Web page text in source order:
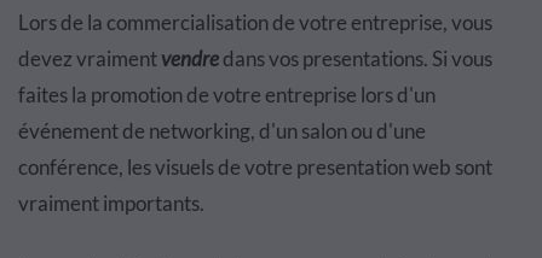
Lors de la commercialisation de votre entreprise, vous
devez vraimentvendredans vos presentations. Si vous
faites la promotion de votre entreprise lors d'un
événement de networking, d'un salon ou d'une
conférence, les visuels de votre presentation web sont
vraiment importants.